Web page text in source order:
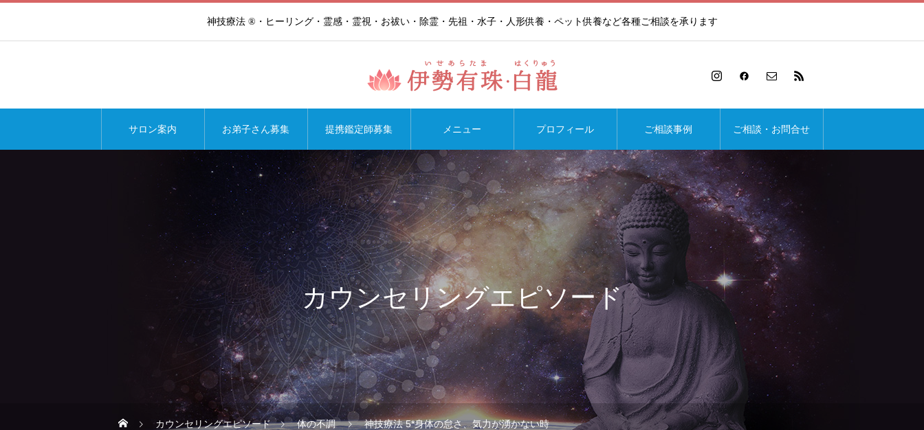
神技療法 ®・ヒーリング・霊感・霊視・お祓い・除霊・先祖・水子・人形供養・ペット供養など各種ご相談を承ります
サロン案内 お弟子さん募集 提携鑑定師募集 メニュー プロフィール ご相談事例 ご相談・お問合せ
カウンセリングエピソード
カウンセリングエピソード 体の不調 神技療法 5*身体の怠さ、気力が湧かない時